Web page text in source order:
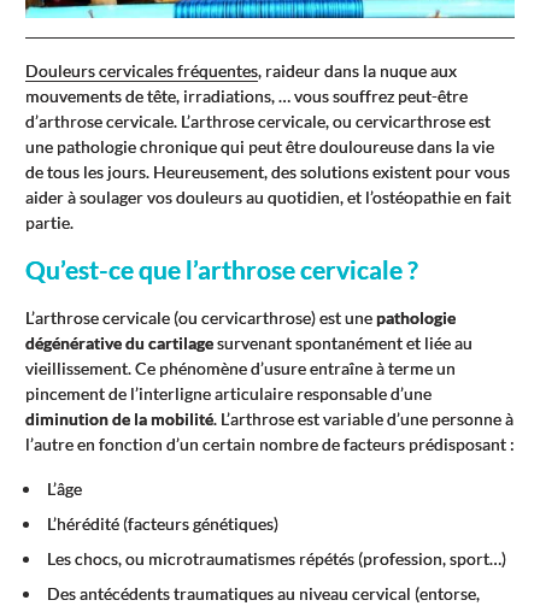
Douleurs cervicales fréquentes, raideur dans la nuque aux
mouvements de tête, irradiations, … vous souffrez peut-être
d’arthrose cervicale. L’arthrose cervicale, ou cervicarthrose est
une pathologie chronique qui peut être douloureuse dans la vie
de tous les jours. Heureusement, des solutions existent pour vous
aider à soulager vos douleurs au quotidien, et l’ostéopathie en fait
partie.
Qu’est-ce que l’arthrose cervicale ?
L’arthrose cervicale (ou cervicarthrose) est unepathologie
dégénérative du cartilagesurvenant spontanément et liée au
vieillissement. Ce phénomène d’usure entraîne à terme un
pincement de l’interligne articulaire responsable d’une
diminution de la mobilité. L’arthrose est variable d’une personne à
l’autre en fonction d’un certain nombre de facteurs prédisposant :
L’âge
L’hérédité (facteurs génétiques)
Les chocs, ou microtraumatismes répétés (profession, sport…)
Des antécédents traumatiques au niveau cervical (entorse,